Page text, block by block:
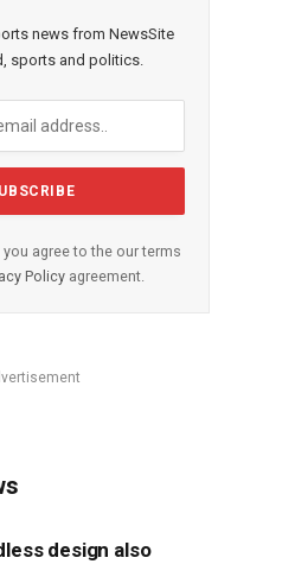
news from NewsSite
sports and politics.
you agree to the our terms
Policyagreement.
design also